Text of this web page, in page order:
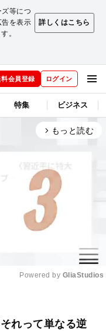
等につ
告を表示
。
詳しくはこちら
料会員登録 ログイン
特集 ビジネス
arrow_forward_ios もっと読む
Powered by GliaStudios
れって単なる逆